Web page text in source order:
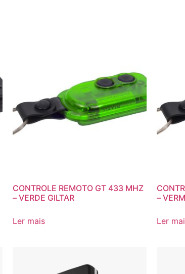
CONTROLE REMOTO GT 433 MHZ
– VERDE GILTAR
Ler mais
–
Ler